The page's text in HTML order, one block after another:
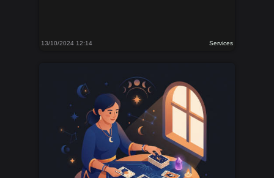
13/10/2024 12:14 Services